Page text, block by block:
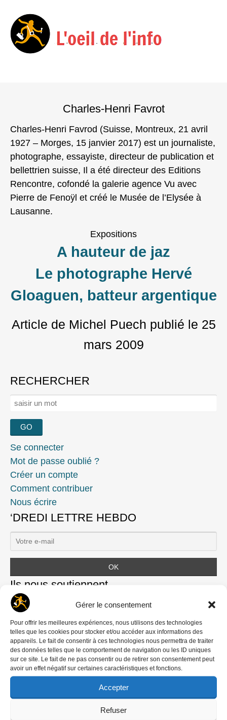
Gérer le consentement
Pour offrir les meilleures expériences, nous utilisons des technologies
telles que les cookies pour stocker et/ou accéder aux informations des
appareils. Le fait de consentir à ces technologies nous permettra de traiter
des données telles que le comportement de navigation ou les ID uniques
sur ce site. Le fait de ne pas consentir ou de retirer son consentement peut
avoir un effet négatif sur certaines caractéristiques et fonctions.
Accepter
Refuser
Charles-Henri Favrot
Charles-Henri Favrod (Suisse, Montreux, 21 avril
1927 – Morges, 15 janvier 2017) est un journaliste,
photographe, essayiste, directeur de publication et
bellettrien suisse, Il a été directeur des Editions
Rencontre, cofondé la galerie agence Vu avec
Pierre de Fenoÿl et créé le Musée de l’Elysée à
Lausanne.
Expositions
A hauteur de jaz
Le photographe Hervé
Gloaguen, batteur argentique
Article de Michel Puech publié le 25
mars 2009
RECHERCHER
Rechercher :
Se connecter
Mot de passe oublié ?
Créer un compte
Comment contribuer
Nous écrire
‘DREDI LETTRE HEBDO
Ils nous soutiennent